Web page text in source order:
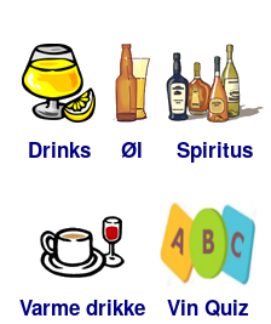
Drinks Øl Spiritus
Varme drikke Vin Quiz